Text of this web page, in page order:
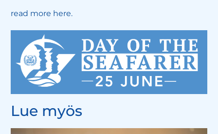
read more here.
Lue myös